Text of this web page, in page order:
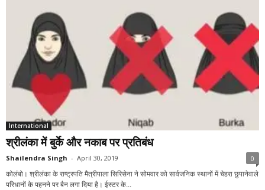
International
श्रीलंका में बुर्के और नकाब पर प्रतिबंध
Shailendra Singh - April 30, 2019 0
कोलंबो। श्रीलंका के राष्ट्रपति मैत्रीपाला सिरिसेना ने सोमवार को सार्वजनिक स्थानों में चेहरा छुपानेवाले
परिधानों के पहनने पर बैन लगा दिया है। ईस्टर के...